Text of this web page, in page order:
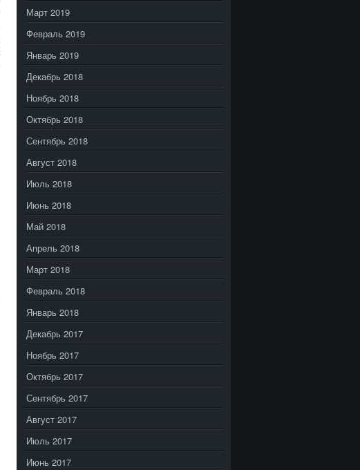
Март 2019
Февраль 2019
Январь 2019
Декабрь 2018
Ноябрь 2018
Октябрь 2018
Сентябрь 2018
Август 2018
Июль 2018
Июнь 2018
Май 2018
Апрель 2018
Март 2018
Февраль 2018
Январь 2018
Декабрь 2017
Ноябрь 2017
Октябрь 2017
Сентябрь 2017
Август 2017
Июль 2017
Июнь 2017